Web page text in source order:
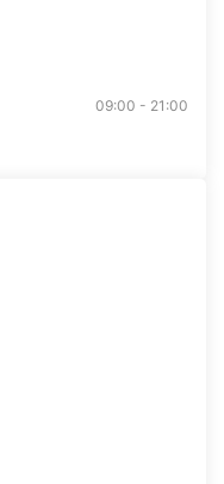
09:00 - 21:00